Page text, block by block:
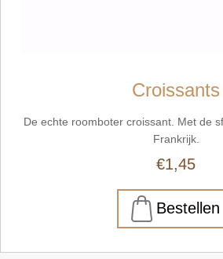
Croissants
De echte roomboter croissant. Met de
Frankrijk.
€1,45